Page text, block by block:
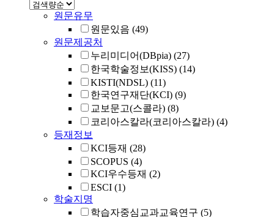
원문유무
원문있음 (49)
원문제공처
누리미디어(DBpia) (27)
한국학술정보(KISS) (14)
KISTI(NDSL) (11)
한국연구재단(KCI) (9)
교보문고(스콜라) (8)
코리아스칼라(코리아스칼라) (4)
등재정보
KCI등재 (28)
SCOPUS (4)
KCI우수등재 (2)
ESCI (1)
학술지명
학습자중심교과교육연구 (5)